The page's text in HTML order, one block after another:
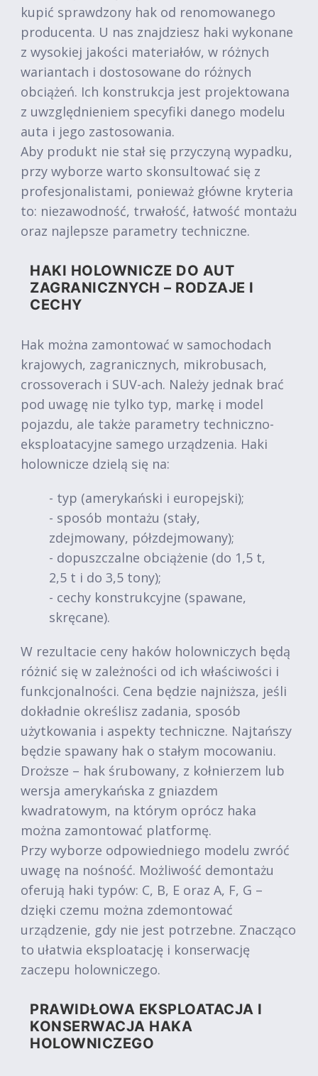
kupić sprawdzony hak od renomowanego
producenta. U nas znajdziesz haki wykonane
z wysokiej jakości materiałów, w różnych
wariantach i dostosowane do różnych
obciążeń. Ich konstrukcja jest projektowana
z uwzględnieniem specyfiki danego modelu
auta i jego zastosowania.
Aby produkt nie stał się przyczyną wypadku,
przy wyborze warto skonsultować się z
profesjonalistami, ponieważ główne kryteria
to: niezawodność, trwałość, łatwość montażu
oraz najlepsze parametry techniczne.
HAKI HOLOWNICZE DO AUT
ZAGRANICZNYCH – RODZAJE I
CECHY
Hak można zamontować w samochodach
krajowych, zagranicznych, mikrobusach,
crossoverach i SUV-ach. Należy jednak brać
pod uwagę nie tylko typ, markę i model
pojazdu, ale także parametry techniczno-
eksploatacyjne samego urządzenia. Haki
holownicze dzielą się na:
- typ (amerykański i europejski);
- sposób montażu (stały,
zdejmowany, półzdejmowany);
- dopuszczalne obciążenie (do 1,5 t,
2,5 t i do 3,5 tony);
- cechy konstrukcyjne (spawane,
skręcane).
W rezultacie ceny haków holowniczych będą
różnić się w zależności od ich właściwości i
funkcjonalności. Cena będzie najniższa, jeśli
dokładnie określisz zadania, sposób
użytkowania i aspekty techniczne. Najtańszy
będzie spawany hak o stałym mocowaniu.
Droższe – hak śrubowany, z kołnierzem lub
wersja amerykańska z gniazdem
kwadratowym, na którym oprócz haka
można zamontować platformę.
Przy wyborze odpowiedniego modelu zwróć
uwagę na nośność. Możliwość demontażu
oferują haki typów: C, B, E oraz A, F, G –
dzięki czemu można zdemontować
urządzenie, gdy nie jest potrzebne. Znacząco
to ułatwia eksploatację i konserwację
zaczepu holowniczego.
PRAWIDŁOWA EKSPLOATACJA I
KONSERWACJA HAKA
HOLOWNICZEGO